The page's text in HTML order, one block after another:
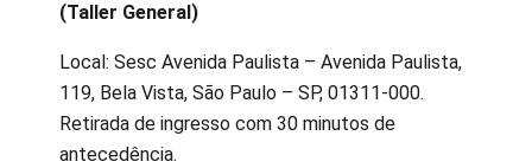
(Taller General)
Local: Sesc Avenida Paulista – Avenida Paulista,
119, Bela Vista, São Paulo – SP, 01311-000.
Retirada de ingresso com 30 minutos de
antecedência.